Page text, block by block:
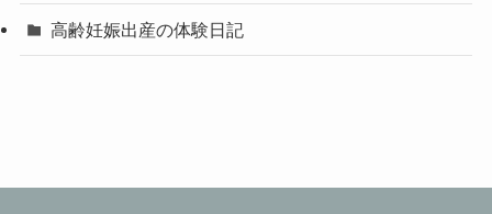
高齢妊娠出産の体験日記